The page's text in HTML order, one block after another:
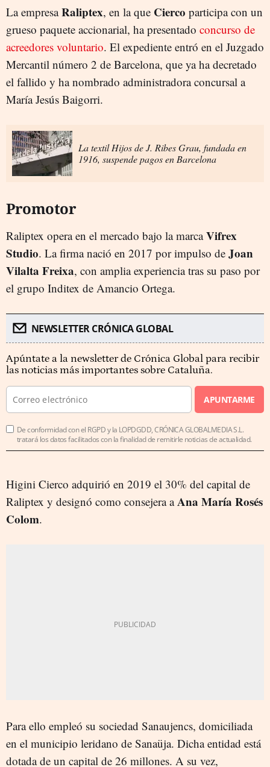
La empresaRaliptex, en la que Cierco participa con un
grueso paquete accionarial, ha presentado concurso de
acreedores voluntario. El expediente entró en el Juzgado
Mercantil número 2 de Barcelona, que ya ha decretado
el fallido y ha nombrado administradora concursal a
María Jesús Baigorri.
La textil Hijos de J. Ribes Grau, fundada en
1916, suspende pagos en Barcelona
Promotor
Raliptex opera en el mercado bajo la marcaVifrex
Studio. La firma nació en 2017 por impulso de Joan
Vilalta Freixa, con amplia experiencia tras su paso por
el grupo Inditex de Amancio Ortega.
NEWSLETTER CRÓNICA GLOBAL
Apúntate a la newsletter de Crónica Global para recibir
las noticias más importantes sobre Cataluña.
APUNTARME
De conformidad con el RGPD y la LOPDGDD, CRÓNICA GLOBALMEDIA S.L.
tratará los datos facilitados con la finalidad de remitirle noticias de actualidad.
Higini Cierco adquirió en 2019 el 30% del capital de
Raliptex y designó como consejera aAna María Rosés
Colom.
Para ello empleó su sociedad Sanaujencs, domiciliada
en el municipio leridano de Sanaüja. Dicha entidad está
dotada de un capital de 26 millones. A su vez,